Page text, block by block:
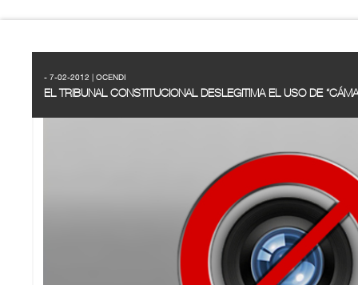
- 7-02-2012 | OCENDI
EL TRIBUNAL CONSTITUCIONAL DESLEGITIMA EL USO DE